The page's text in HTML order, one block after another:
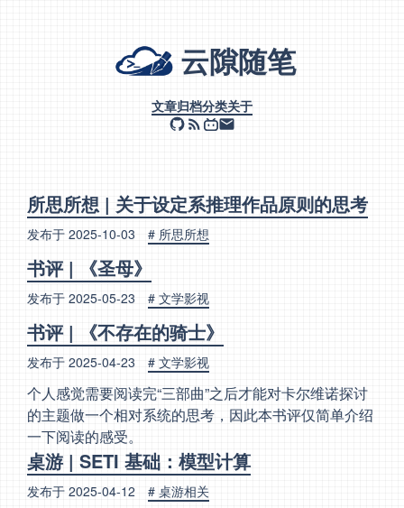
云隙随笔
文章归档分类关于
所思所想 | 关于设定系推理作品原则的思考
发布于 2025-10-03 # 所思所想
书评 | 《圣母》
发布于 2025-05-23 # 文学影视
书评 | 《不存在的骑士》
发布于 2025-04-23 # 文学影视
个人感觉需要阅读完“三部曲”之后才能对卡尔维诺探讨
的主题做一个相对系统的思考，因此本书评仅简单介绍
一下阅读的感受。
桌游 | SETI 基础：模型计算
发布于 2025-04-12 # 桌游相关